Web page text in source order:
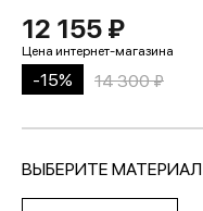
Сувениры/Подарки
МЕДИА
12 155 ₽
-15% 14 300 ₽
ВЫБЕРИТЕ МАТЕРИАЛ